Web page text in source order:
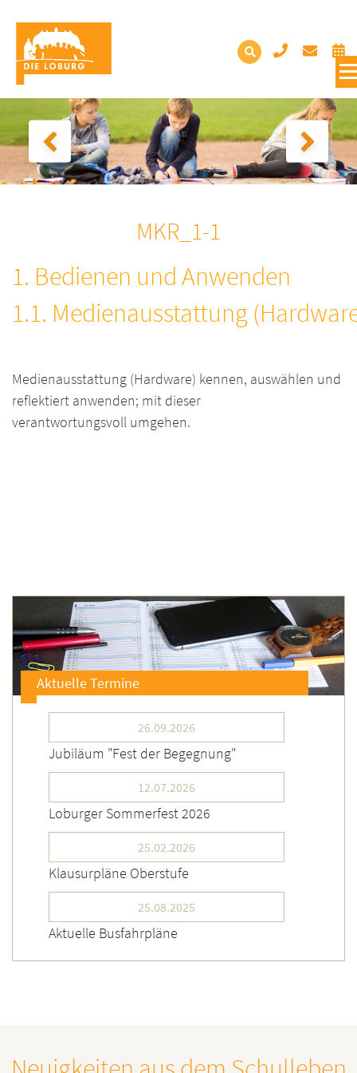
MKR_1-1
1. Bedienen und Anwenden
1.1. Medienausstattung
Medienausstattung (Hardware) kennen, auswählen und
reflektiert anwenden; mit dieser
verantwortungsvoll umgehen.
Aktuelle Termine
26.09.2026
Jubiläum "Fest der Begegnung"
12.07.2026
Loburger Sommerfest 2026
25.02.2026
Klausurpläne Oberstufe
25.08.2025
Aktuelle Busfahrpläne